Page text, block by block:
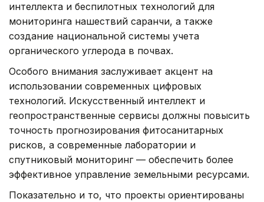
интеллекта и беспилотных технологий для
мониторинга нашествий саранчи, а также
создание национальной системы учета
органического углерода в почвах.
Особого внимания заслуживает акцент на
использовании современных цифровых
технологий. Искусственный интеллект и
геопространственные сервисы должны повысить
точность прогнозирования фитосанитарных
рисков, а современные лаборатории и
спутниковый мониторинг — обеспечить более
эффективное управление земельными ресурсами.
Показательно и то, что проекты ориентированы